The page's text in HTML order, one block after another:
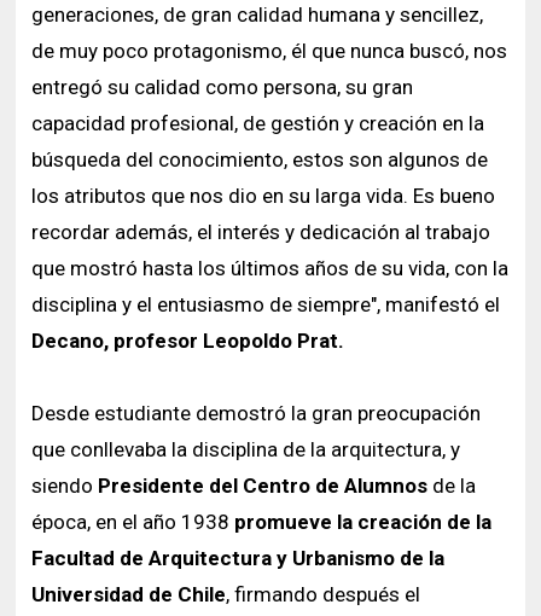
generaciones, de gran calidad humana y sencillez,
de muy poco protagonismo, él que nunca buscó, nos
entregó su calidad como persona, su gran
capacidad profesional, de gestión y creación en la
búsqueda del conocimiento, estos son algunos de
los atributos que nos dio en su larga vida. Es bueno
recordar además, el interés y dedicación al trabajo
que mostró hasta los últimos años de su vida, con la
disciplina y el entusiasmo de siempre", manifestó el
Decano, profesor Leopoldo Prat.
Desde estudiante demostró la gran preocupación
que conllevaba la disciplina de la arquitectura, y
siendo Presidente del Centro de Alumnos de la
época, en el año 1938 promueve la creación de la
Facultad de Arquitectura y Urbanismo de la
Universidad de Chile, firmando después el